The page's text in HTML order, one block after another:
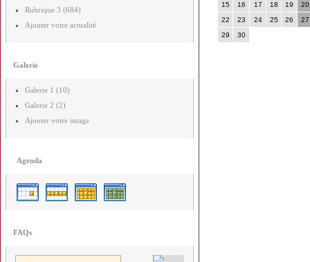
Rubrique 3 (684)
Ajouter votre actualité
Galerie
Galerie 1 (10)
Galerie 2 (2)
Ajouter votre image
Agenda
FAQs
15
16 17 18 19
20
22
23 24 25 26
27
29
30